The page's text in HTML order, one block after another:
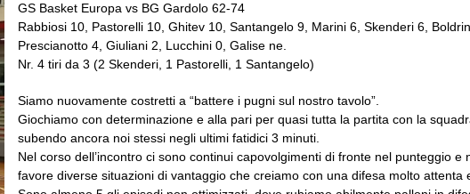
GS Basket Europa vs BG Gardolo 62-74
Rabbiosi 10, Pastorelli 10, Ghitev 10, Santangelo 9, Marini 6, Skenderi 6,
Prescianotto 4, Giuliani 2, Lucchini 0, Galise ne.
Nr. 4 tiri da 3 (2 Skenderi, 1 Pastorelli, 1 Santangelo)
Siamo nuovamente costretti a “battere i pugni sul nostro tavolo”.
Giochiamo con determinazione e alla pari per quasi tutta la partita con la
subendo ancora noi stessi negli ultimi fatidici 3 minuti.
Nel corso dell’incontro ci sono continui capovolgimenti di fronte nel punteggio e
favore diverse situazioni di vantaggio che creiamo con una difesa molto attenta